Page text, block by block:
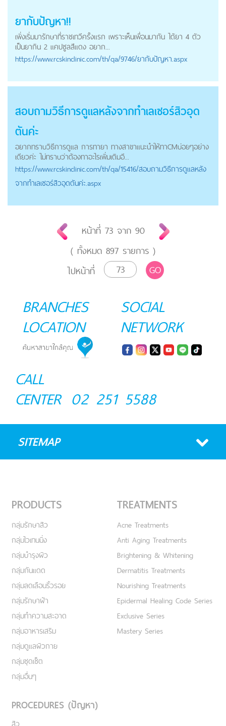
ยากับปัญหา!!
เพิ่งเริ่มมารักษาที่ราชเทวีครั้งแรก เพราะเห็นเพื่อนมากัน ได้ยา 4 ตัว
เป็นยากิน 2 แคปซูลสีแดง อยาก...
https://www.rcskinclinic.com/th/qa/9746/ยากับปัญหา.aspx
สอบถามวิธีการดูแลหลังจากทำเลเซอร์สิวอุด
ตันค่ะ
อยากทราบวิธีการดูแล การทายา ทางสาขาแนะนำให้ทาCMบ่อยๆอย่าง
เดียวค่ะ ไม่ทราบว่าต้องทาอะไรเพิ่มเติมอี...
https://www.rcskinclinic.com/th/qa/15416/สอบถามวิธีการดูแลหลัง
จากทำเลเซอร์สิวอุดตันค่ะ.aspx
หน้าที่ 73จาก 90
( ทั้งหมด 897 รายการ )
ไปหน้าที่
GO
BRANCHES
LOCATION
SOCIAL
NETWORK
CALL
CENTER 02 251 5588
SITEMAP
PRODUCTS
กลุ่มรักษาสิว
กลุ่มไวเทนนิ่ง
กลุ่มบำรุงผิว
กลุ่มกันแดด
กลุ่มลดเลือนริ้วรอย
กลุ่มรักษาฝ้า
กลุ่มทำความสะอาด
กลุ่มอาหารเสริม
กลุ่มดูแลผิวกาย
กลุ่มชุดเซ็ต
กลุ่มอื่นๆ
TREATMENTS
Acne Treatments
Anti Aging Treatments
Brightening & Whitening
Dermatitis Treatments
Nourishing Treatments
Epidermal Healing Code Series
Exclusive Series
Mastery Series
PROCEDURES (ปัญหา)